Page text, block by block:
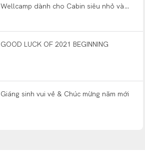
Wellcamp dành cho Cabin siêu nhỏ và
GOOD LUCK OF 2021 BEGINNING
Giáng sinh vui vẻ & Chúc mừng năm mới